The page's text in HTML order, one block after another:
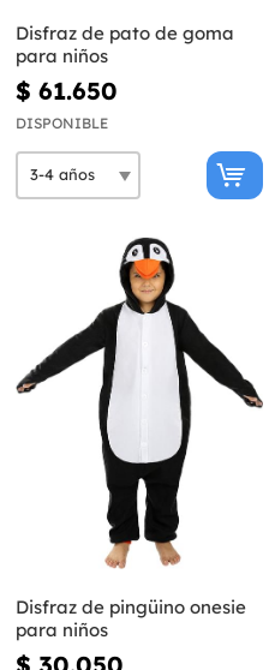
Disfraz de pato de goma
para niños
$ 61.650
DISPONIBLE
Disfraz de pingüino onesie
para niños